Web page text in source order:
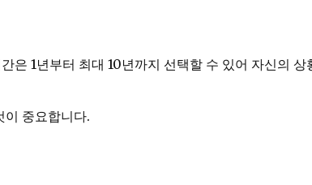
은 1년부터 최대 10년까지 선택할 수 있어 자신의 상
이 중요합니다.